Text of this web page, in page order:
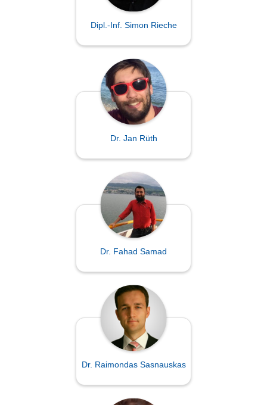
Dipl.-Inf. Simon Rieche
Dr. Jan Rüth
Dr. Fahad Samad
Dr. Raimondas Sasnauskas